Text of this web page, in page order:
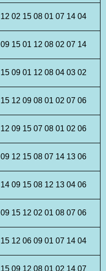
12 02 15 08 01 07 14 04
09 15 01 12 08 02 07 14
15 09 01 12 08 04 03 02
15 12 09 08 01 02 07 06
12 09 15 07 08 01 02 06
09 12 15 08 07 14 13 06
14 09 15 08 12 13 04 06
09 15 12 02 01 08 07 06
15 12 06 09 01 07 14 04
15 09 12 08 01 02 14 07